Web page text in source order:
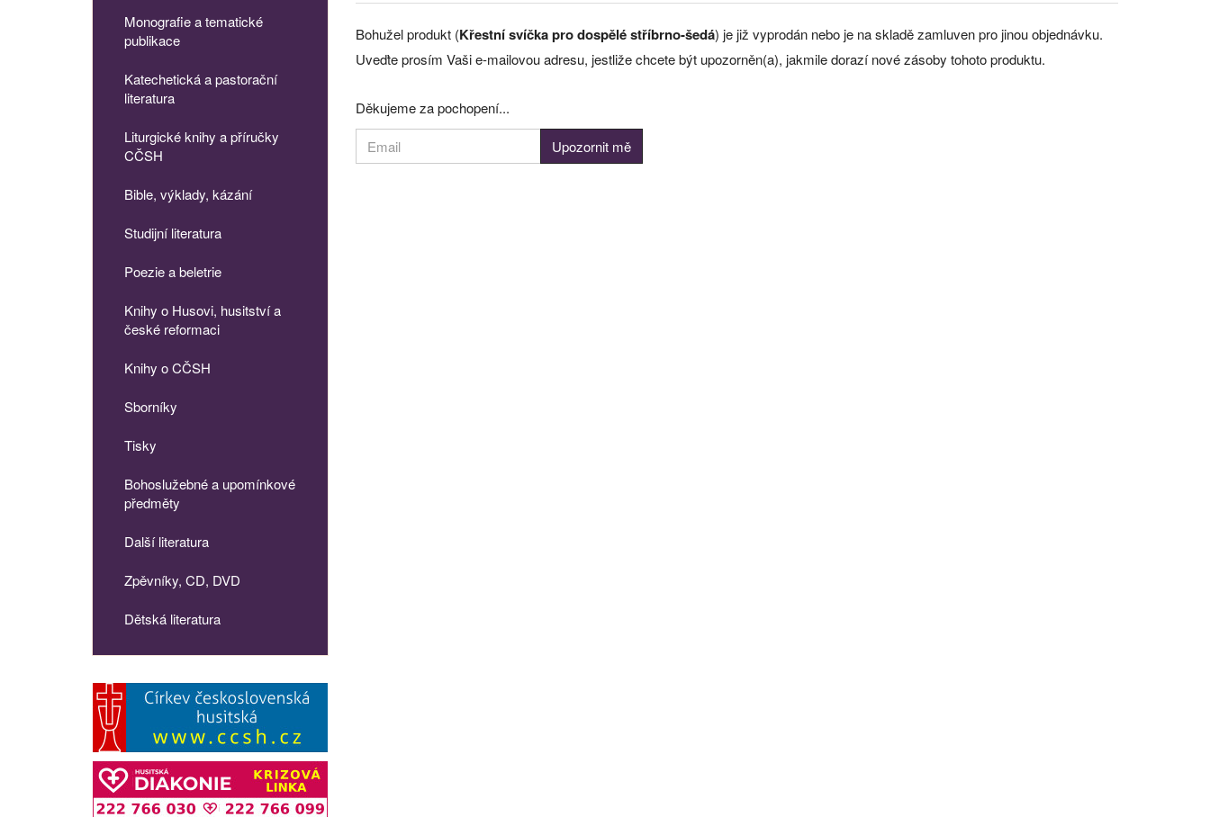
Bohužel produkt (Křestní svíčka pro dospělé stříbrno-šedá) je již vyprodán nebo je na skladě zamluven pro jinou objednávku.
Uveďte prosím Vaši e-mailovou adresu, jestliže chcete být upozorněn(a), jakmile dorazí nové zásoby tohoto produktu.
Děkujeme za pochopení...
Monografie a tematické
publikace
Katechetická a pastorační
literatura
Liturgické knihy a příručky
CČSH
Bible, výklady, kázání
Studijní literatura
Poezie a beletrie
Knihy o Husovi, husitství a
české reformaci
Knihy o CČSH
Sborníky
Tisky
Bohoslužebné a upomínkové
předměty
Další literatura
Zpěvníky, CD, DVD
Dětská literatura